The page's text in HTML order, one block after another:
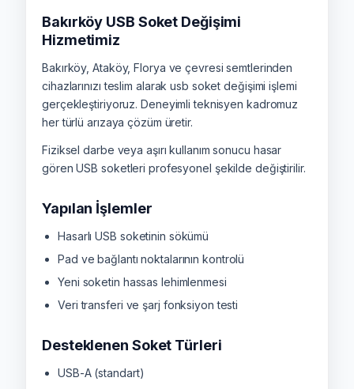
Bakırköy USB Soket Değişimi
Hizmetimiz
Bakırköy, Ataköy, Florya ve çevresi semtlerinden
cihazlarınızı teslim alarak usb soket değişimi işlemi
gerçekleştiriyoruz. Deneyimli teknisyen kadromuz
her türlü arızaya çözüm üretir.
Fiziksel darbe veya aşırı kullanım sonucu hasar
gören USB soketleri profesyonel şekilde değiştirilir.
Yapılan İşlemler
Hasarlı USB soketinin sökümü
Pad ve bağlantı noktalarının kontrolü
Yeni soketin hassas lehimlenmesi
Veri transferi ve şarj fonksiyon testi
Desteklenen Soket Türleri
USB-A (standart)